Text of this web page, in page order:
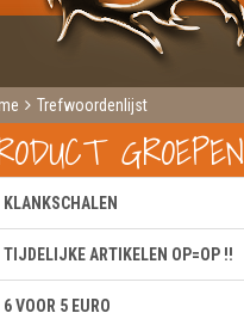
Trefwoordenlijst
GROEPEN
KLANKSCHALEN
TIJDELIJKE ARTIKELEN OP=OP !!
6 VOOR 5 EURO